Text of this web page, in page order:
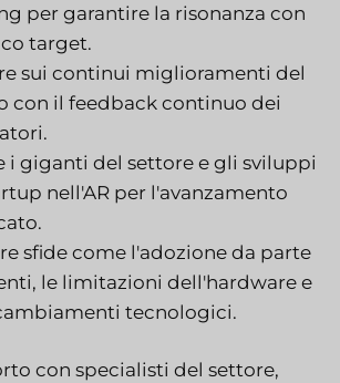
per garantire la risonanza con
target.
sui continui miglioramenti del
con il feedback continuo dei
i giganti del settore e gli sviluppi
nell'AR per l'avanzamento
sfide come l'adozione da parte
le limitazioni dell'hardware e
tecnologici.
con specialisti del settore,